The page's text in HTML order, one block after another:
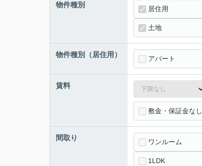
物件種別 居住用
土地
物件種別（居住用） アパート
賃料
敷金・保証金なし
間取り ワンルーム
1LDK